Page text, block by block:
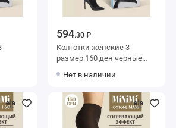
594.30 ₽
Колготки женские 3
размер 160 ден черные
Нет в наличии